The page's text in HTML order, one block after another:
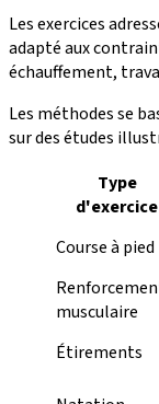
Les exercices
adapté aux
échauffement,
Les méthodes se
sur des études
Type
d'exercice
Course à pied
musculaire
Étirements